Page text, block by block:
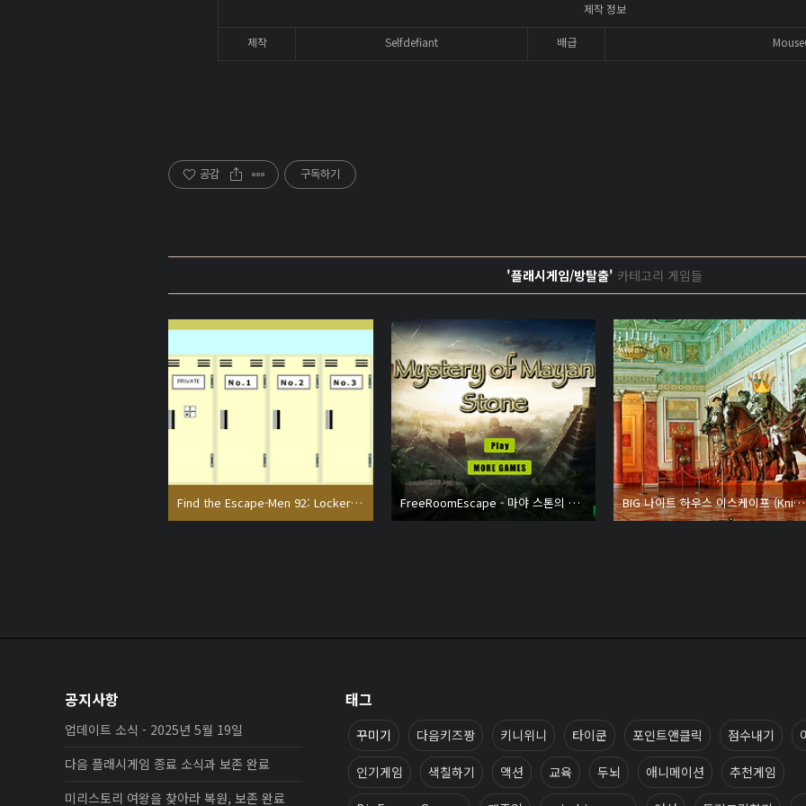
제작 정보
제작 Selfdefiant 배급
공감 구독하기
'플래시게임/방탈출' 카테고리 게임들
Find the Escape-Men 92: Locker Room FreeRoomEscape - 마야 스톤의 미스터리 (Mystery of Mayan Stone) BIG 나이트 하우스 이스케이프 (Knight House Escape)
공지사항
업데이트 소식 - 2025년 5월 19일
다음 플래시게임 종료 소식과 보존 완료
미리스토리 여왕을 찾아라 복원, 보존 완료
태그
꾸미기 다음키즈짱 키니위니 타이쿤 포인트앤클릭 점수내기
인기게임 색칠하기 액션 교육 두뇌 애니메이션 추천게임